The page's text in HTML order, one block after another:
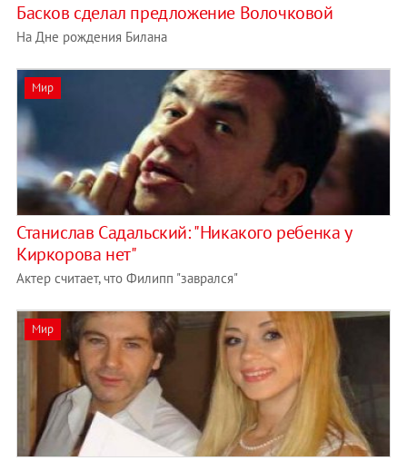
Басков сделал предложение Волочковой
На Дне рождения Билана
Мир
Станислав Садальский: "Никакого ребенка у
Киркорова нет"
Актер считает, что Филипп "заврался"
Мир